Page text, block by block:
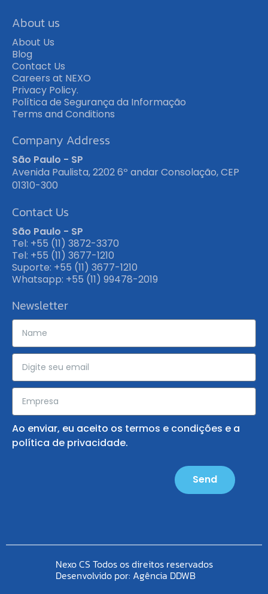
About us
About Us
Blog
Contact Us
Careers at NEXO
Privacy Policy.
Política de Segurança da Informação
Terms and Conditions
Company Address
São Paulo - SP
Avenida Paulista, 2202 6º andar Consolação, CEP
01310-300
Contact Us
São Paulo - SP
Tel: +55 (11) 3872-3370
Tel: +55 (11) 3677-1210
Suporte: +55 (11) 3677-1210
Whatsapp: +55 (11) 99478-2019
Newsletter
Ao enviar, eu aceito os termos e condições e a
política de privacidade.
Send
Nexo CS Todos os direitos reservados
Desenvolvido por: Agência DDWB